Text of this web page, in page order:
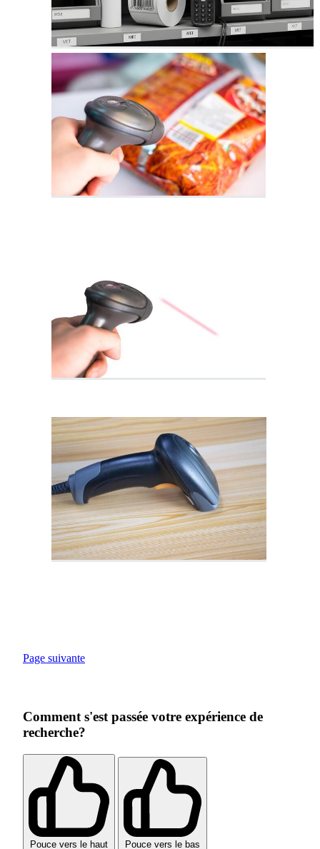
Page suivante
Comment s'est passée votre expérience de
recherche?
Pouce vers le haut Pouce vers le bas